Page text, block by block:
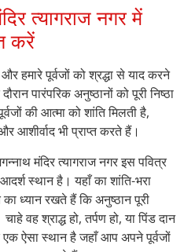
त्यागराज नगर में
करें
हमारे पूर्वजों को श्रद्धा से याद करने
पारंपरिक अनुष्ठानों को पूरी निष्ठा
की आत्मा को शांति मिलती है,
आशीर्वाद भी प्राप्त करते हैं।
मंदिर त्यागराज नगर इस पवित्र
स्थान है। यहाँ का शांति-भरा
ध्यान रखते हैं कि अनुष्ठान पूरी
वह श्राद्ध हो, तर्पण हो, या पिंड दान
एक ऐसा स्थान है जहाँ आप अपने पूर्वजों